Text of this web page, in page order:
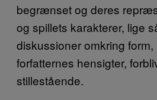
begrænset og deres
og spillets karakterer, lige
diskussioner omkring
forfatternes hensigter,
stillestående.